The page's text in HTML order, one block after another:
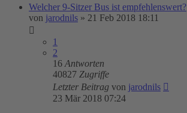
Welcher 9-Sitzer Bus ist empfehlenswert?
von jarodnils » 21 Feb 2018 18:11
1
2
16 Antworten
40827 Zugriffe
Letzter Beitrag von jarodnils
23 Mär 2018 07:24